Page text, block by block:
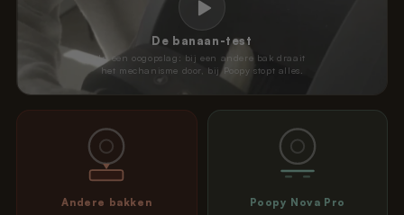
De banaan-test
In een oogopslag: bij een andere bak draait
het mechanisme door, bij Poopy stopt alles.
Andere bakken Poopy Nova Pro